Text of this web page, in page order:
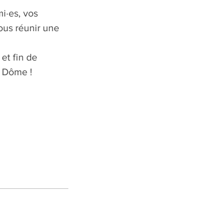
vos
réunir une
fin de
!